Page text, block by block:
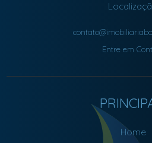
Entre em
Home